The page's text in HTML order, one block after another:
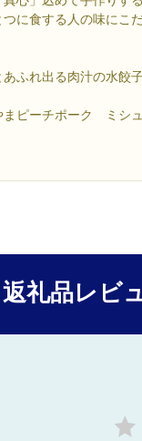
に食する人の味にこ
ふれ出る肉汁の水餃
やまピーチポーク ミ
返礼品レビ